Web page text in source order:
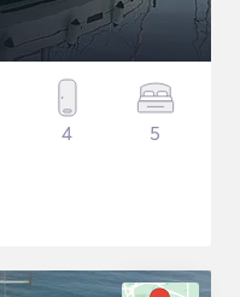
4 5